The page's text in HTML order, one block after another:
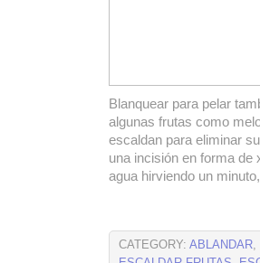
Blanquear para pelar
algunas frutas como
escaldan para eliminar
una incisión en forma de
agua hirviendo un
CATEGORY: ABLANDAR,